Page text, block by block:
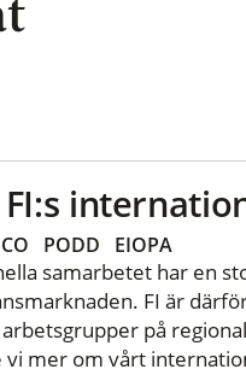
PODD EIOPA
samarbetet har en
FI är
på
mer om vårt